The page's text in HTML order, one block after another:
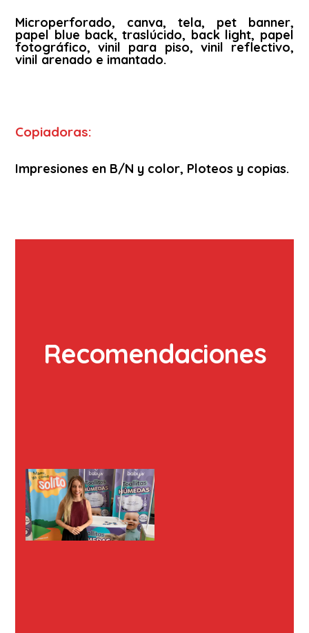
Microperforado, canva, tela, pet banner,
papel blue back, traslúcido, back light, papel
fotográfico, vinil para piso, vinil reflectivo,
vinil arenado e imantado.
Copiadoras:
Impresiones en B/N y color, Ploteos y copias.
Recomendaciones